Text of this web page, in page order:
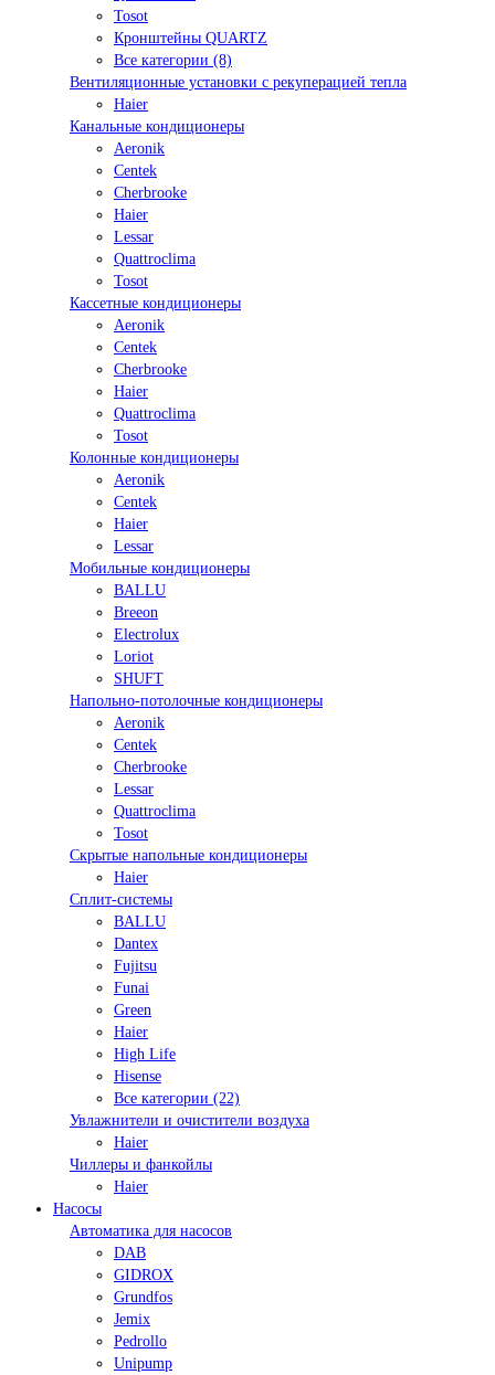
Tosot
Кронштейны QUARTZ
Все категории (8)
Вентиляционные установки с рекуперацией тепла
Haier
Канальные кондиционеры
Aeronik
Centek
Cherbrooke
Haier
Lessar
Quattroclima
Tosot
Кассетные кондиционеры
Aeronik
Centek
Cherbrooke
Haier
Quattroclima
Tosot
Колонные кондиционеры
Aeronik
Centek
Haier
Lessar
Мобильные кондиционеры
BALLU
Breeon
Electrolux
Loriot
SHUFT
Напольно-потолочные кондиционеры
Aeronik
Centek
Cherbrooke
Lessar
Quattroclima
Tosot
Скрытые напольные кондиционеры
Haier
Сплит-системы
BALLU
Dantex
Fujitsu
Funai
Green
Haier
High Life
Hisense
Все категории (22)
Увлажнители и очистители воздуха
Haier
Чиллеры и фанкойлы
Haier
Насосы
Автоматика для насосов
DAB
GIDROX
Grundfos
Jemix
Pedrollo
Unipump